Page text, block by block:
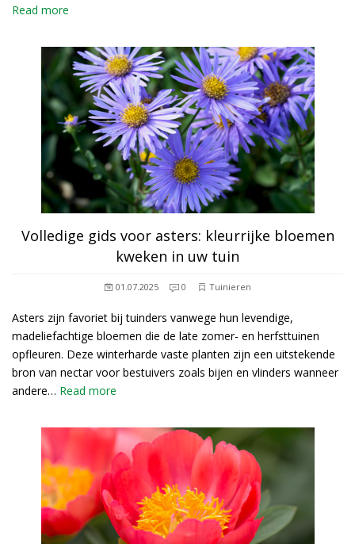
Read more
Volledige gids voor asters: kleurrijke bloemen
kweken in uw tuin
01.07.2025 0 Tuinieren
Asters zijn favoriet bij tuinders vanwege hun levendige,
madeliefachtige bloemen die de late zomer- en herfsttuinen
opfleuren. Deze winterharde vaste planten zijn een uitstekende
bron van nectar voor bestuivers zoals bijen en vlinders wanneer
andere… Read more